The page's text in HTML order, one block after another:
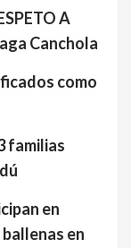
A
Canchola
como
familias
en
en